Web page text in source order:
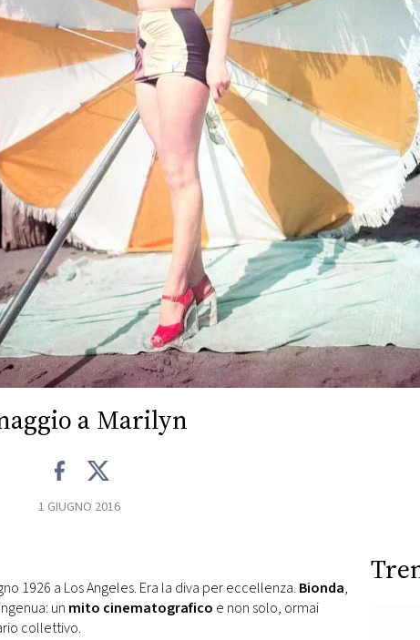
a Marilyn
1 GIUGNO 2016
1926 a Los Angeles. Era la diva per eccellenza. Bionda,
un mito cinematografico e non solo, ormai
collettivo.